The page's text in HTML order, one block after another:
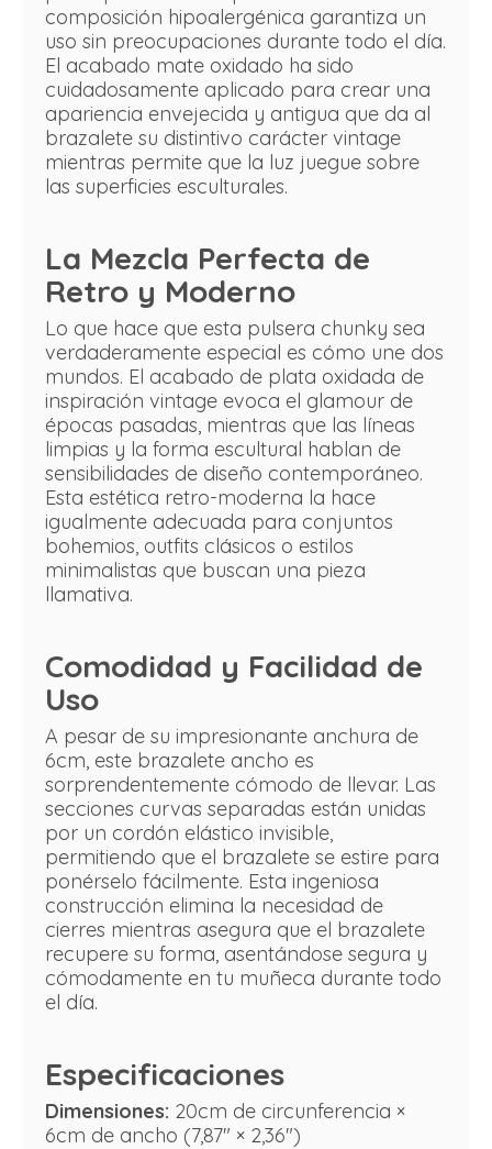
composición hipoalergénica garantiza un
uso sin preocupaciones durante todo el día.
El acabado mate oxidado ha sido
cuidadosamente aplicado para crear una
apariencia envejecida y antigua que da al
brazalete su distintivo carácter vintage
mientras permite que la luz juegue sobre
las superficies esculturales.
La Mezcla Perfecta de
Retro y Moderno
Lo que hace que esta pulsera chunky sea
verdaderamente especial es cómo une dos
mundos. El acabado de plata oxidada de
inspiración vintage evoca el glamour de
épocas pasadas, mientras que las líneas
limpias y la forma escultural hablan de
sensibilidades de diseño contemporáneo.
Esta estética retro-moderna la hace
igualmente adecuada para conjuntos
bohemios, outfits clásicos o estilos
minimalistas que buscan una pieza
llamativa.
Comodidad y Facilidad de
Uso
A pesar de su impresionante anchura de
6cm, este brazalete ancho es
sorprendentemente cómodo de llevar. Las
secciones curvas separadas están unidas
por un cordón elástico invisible,
permitiendo que el brazalete se estire para
ponérselo fácilmente. Esta ingeniosa
construcción elimina la necesidad de
cierres mientras asegura que el brazalete
recupere su forma, asentándose segura y
cómodamente en tu muñeca durante todo
el día.
Especificaciones
Dimensiones: 20cm de circunferencia ×
6cm de ancho (7,87" × 2,36")